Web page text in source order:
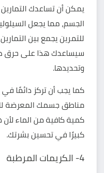
يمكن أن تساعدك
الجسم، مما يجعل
للتمرين يجمع بين
سيساعدك هذا على حرق
وتحديدها.
كما يجب أن تركز دائمًا
مناطق جسمك المعرضة
كمية كافية من الماء
كبيرًا في تحسين بشرتك.
4- الكريمات المرطبة